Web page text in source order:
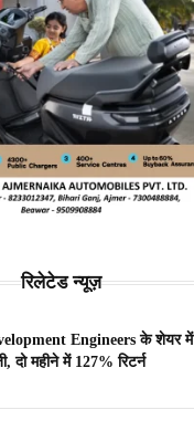
रिलेटेड न्यूज़
Engineers के शेयर में
दो महीने में 127% रिटर्न